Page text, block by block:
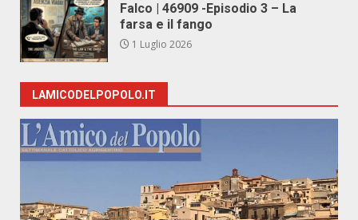
Falco | 46909 -Episodio 3 – La
farsa e il fango
1 Luglio 2026
LAMICODELPOPOLO.IT